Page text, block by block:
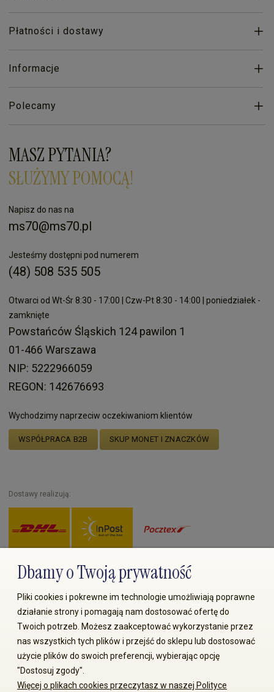
Płatności i dostawy
Informacje
Polecamy
MASZ PYTANIA?
SŁUŻYMY POMOCĄ!
Napisz do nas na
ms70@ms70.pl
Jesteśmy dostępni pod numerem
(48) 508 535 505
Otwarci od Wt-Śr 8:30 - 17:00 | Czw-Pt 8:30 - 14:00 | poniedziałek -
zamknięte
Powstańców Śląskich 124 pawilon 1
01-466 Warszawa
NIP: 5222966059
REGON: 142676693
Wychodzimy naprzeciw oczekiwaniom klientów
WSPÓŁPRACA B2B SKUP MONET I ZNACZKÓW
Dostawy realizują:
Zapłać przez:
© 2008-2026 MS70.pl / Ms70 Sp. z o.o. Wszelkie prawa
Dbamy o Twoją prywatność
Pliki cookies i pokrewne im technologie umożliwiają poprawne
działanie strony i pomagają nam dostosować ofertę do
Twoich potrzeb. Możesz zaakceptować wykorzystanie przez
nas wszystkich tych plików i przejść do sklepu lub dostosować
użycie plików do swoich preferencji, wybierając opcję
"Dostosuj zgody".
Więcej o plikach cookies przeczytasz w naszej Polityce